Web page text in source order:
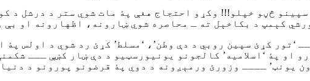
څڼو خپلو!!! وکړو احتجاج هغې پۀ مات شوي ستر د درشل د
کېمپ د بکاخېل ته ـ محاصره شوي ښارونه، اظهارونه او بې
‘تور کړئ سپین روبي د دې وطن’، ‘مسلط’ کړئ رد شوي د اولس
او پۀ ‘اسلامیه’ کالجونو یونیورسټیو د دې ښار کښې ـــ
یونټ’ ــــ وزورئ ورمېږونه د دوي پۀ قرضونو پورونو د